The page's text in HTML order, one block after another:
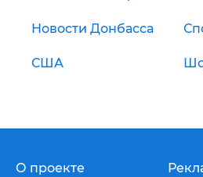
Новости Донбасса
США
О проекте